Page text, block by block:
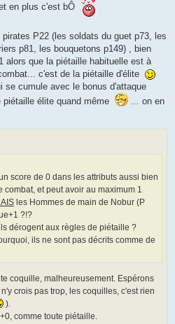
en plus c'est bÔ
P22 (les soldats du guet p73, les
p81, les bouquetons p149) , bien
alors que la piétaille habituelle est à
c'est de la piétaille d'élite
se cumule avec le bonus d'attaque
élite quand même
on en
score de 0 dans les attributs aussi bien
combat, et peut avoir au maximum 1
les Hommes de main de Nobur (P
?!?
dérogent aux règles de piétaille ?
ils ne sont pas décrits comme de
coquille, malheureusement. Espérons
crois pas trop, les coquilles, c'est rien
).
comme toute piétaille.